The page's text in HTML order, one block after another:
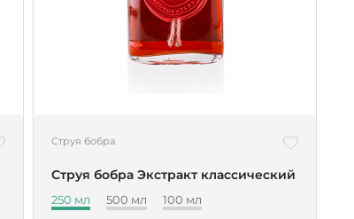
Струя бобра
Струя бобра Экстракт классический
250 мл 500 мл 100 мл